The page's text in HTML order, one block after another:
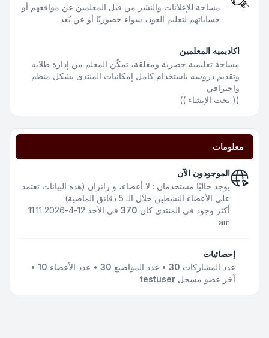
مساحة للإعلانات والنشر من قبل المعلمين عن مواقعهم أو
حساباتهم لتعليم العود، سواء حضوريًا أو عن بُعد.
اكاديميه المعلمين
مساحة تعليمية حصرية ومغلقة، تمكّن المعلم من إدارة طلابه
وتقديم دروسه باستخدام كامل إمكانيات المنتدى بشكل منظم
واحترافي
(( تحت الإنشاء ))
معلومات
الموجودون الآن
يوجد حاليًا مستخدمان : لا أعضاء، و زائران (هذه البيانات تعتمد
على الأعضاء النشطين خلال الـ 5 دقائق الماضية)
أكثر وجود في المنتدى كان 370
في الأحد 12-4-2026 11:11
am
إحصائيات
عدد المشاركات 30• عدد المواضيع 30• عدد الأعضاء 10
•
آخر عضو مسجل testuser